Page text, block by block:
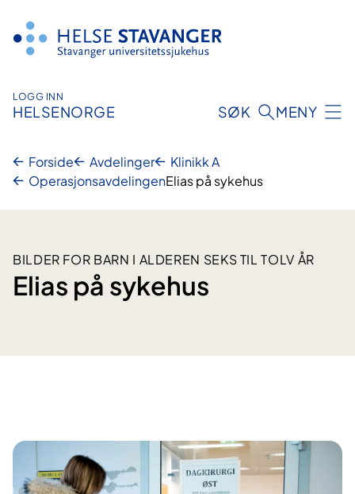
innhold
LOGG INN
HELSENORGE SØK MENY
Forside Avdelinger
Klinikk A
OperasjonsavdelingenElias på sykehus
BILDER FOR BARN I ALDEREN SEKS TIL TOLV ÅR
Elias på sykehus